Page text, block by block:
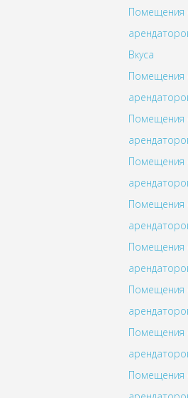
Помещения
Вкуса
Помещения
Помещения
Помещения
Помещения
Помещения
Помещения
Помещения
Помещения